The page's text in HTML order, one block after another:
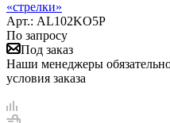
«стрелки»
Арт.: AL102KO5P
По запросу
Под заказ
Наши менеджеры
условия заказа